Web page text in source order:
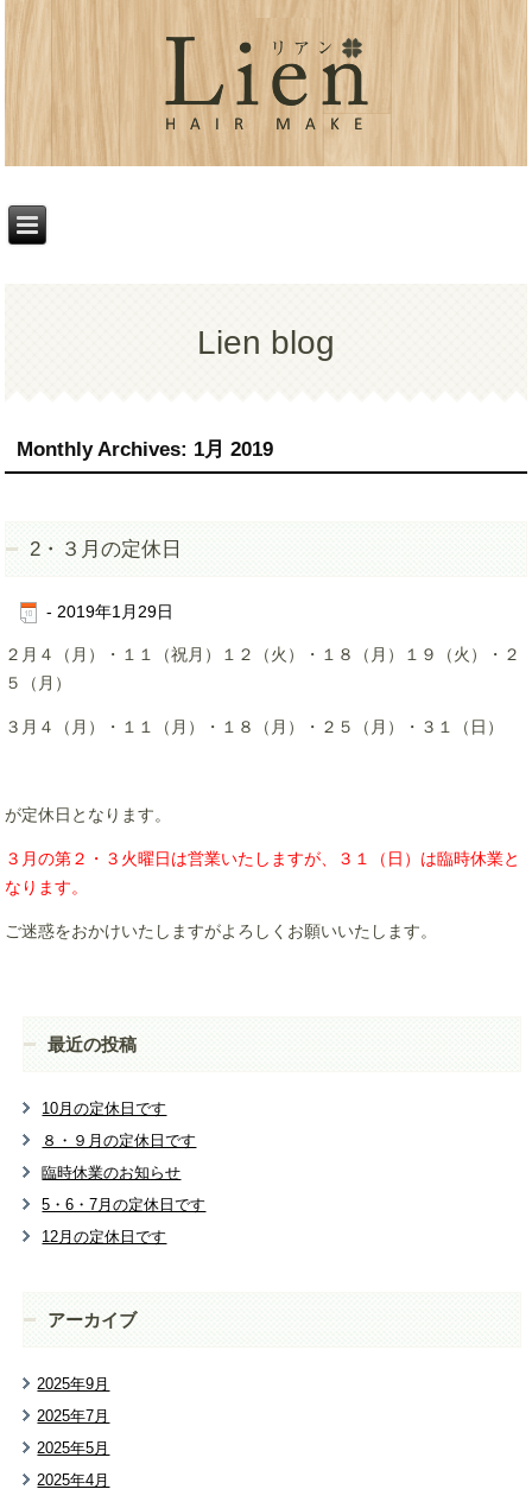
Lien blog
Monthly Archives: 1月 2019
2・３月の定休日
- 2019年1月29日
２月４（月）・１１（祝月）１２（火）・１８（月）１９（火）・２
５（月）
３月４（月）・１１（月）・１８（月）・２５（月）・３１（日）
が定休日となります。
３月の第２・３火曜日は営業いたしますが、３１（日）は臨時休業と
なります。
ご迷惑をおかけいたしますがよろしくお願いいたします。
最近の投稿
10月の定休日です
８・９月の定休日です
臨時休業のお知らせ
5・6・7月の定休日です
12月の定休日です
アーカイブ
2025年9月
2025年7月
2025年5月
2025年4月